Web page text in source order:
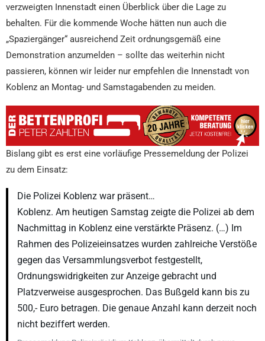
verzweigten Innenstadt einen Überblick über die Lage zu
behalten. Für die kommende Woche hätten nun auch die
„Spaziergänger“ ausreichend Zeit ordnungsgemäß eine
Demonstration anzumelden – sollte das weiterhin nicht
passieren, können wir leider nur empfehlen die Innenstadt von
Koblenz an Montag- und Samstagabenden zu meiden.
Bislang gibt es erst eine vorläufige Pressemeldung der Polizei
zu dem Einsatz:
Die Polizei Koblenz war präsent…
Koblenz. Am heutigen Samstag zeigte die Polizei ab dem
Nachmittag in Koblenz eine verstärkte Präsenz. (…) Im
Rahmen des Polizeieinsatzes wurden zahlreiche Verstöße
gegen das Versammlungsverbot festgestellt,
Ordnungswidrigkeiten zur Anzeige gebracht und
Platzverweise ausgesprochen. Das Bußgeld kann bis zu
500,- Euro betragen. Die genaue Anzahl kann derzeit noch
nicht beziffert werden.